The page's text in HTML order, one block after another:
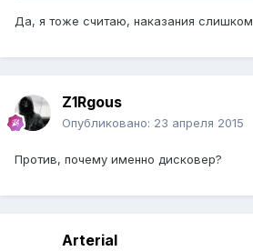
Да, я тоже считаю, наказания
Z1Rgous
Опубликовано: 23 апреля 2015
Против, почему именно дисковер?
Arterial